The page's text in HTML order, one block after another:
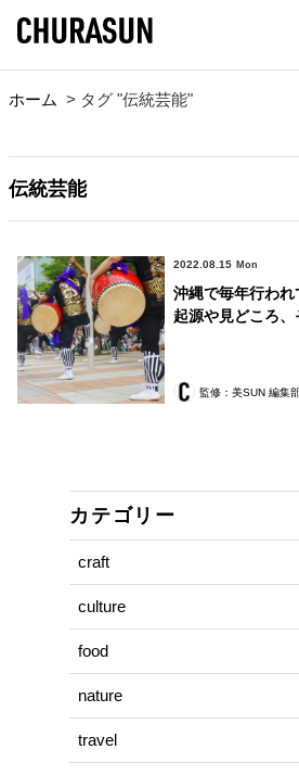
ホーム > タグ "伝統芸能"
伝統芸能
2022.08.15 Mon
沖縄で毎年行わ
起源や見どころ
監修：美SUN 編集
カテゴリー
craft
culture
food
nature
travel